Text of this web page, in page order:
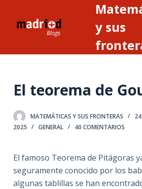
o
e
n
y sus
El teorema de
MATEMÁTICAS Y SUS FRONTERAS
2025
GENERAL 40 COMENTARIOS
El famoso Teorema de Pitágoras
seguramente conocido por los
algunas tablillas se han